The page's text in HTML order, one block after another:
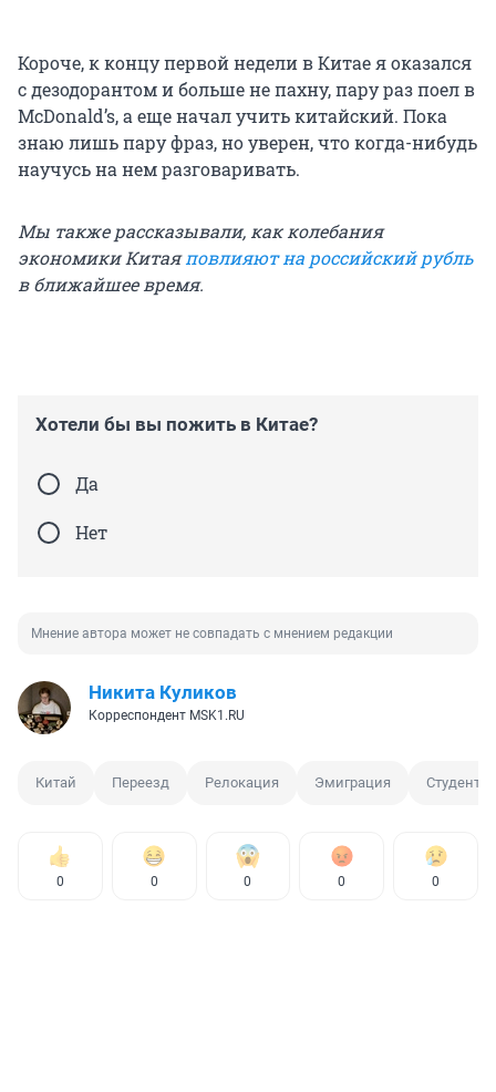
Короче, к концу первой недели в Китае я оказался
с дезодорантом и больше не пахну, пару раз поел в
McDonald’s, а еще начал учить китайский. Пока
знаю лишь пару фраз, но уверен, что когда-нибудь
научусь на нем разговаривать.
Мы также рассказывали, как колебания
экономики Китаяповлияют на российский рубль
в ближайшее время.
Хотели бы вы пожить в Китае?
Да
Нет
Мнение автора может не совпадать с мнением редакции
Никита Куликов
Корреспондент MSK1.RU
Китай Переезд Релокация Эмиграция Студент
0 0 0 0 0